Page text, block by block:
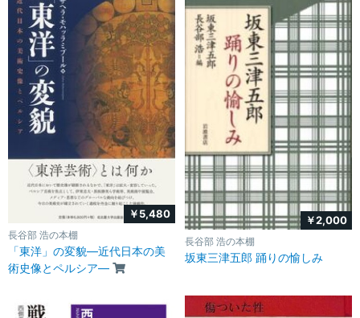
￥5,480
長谷部 浩の本棚
「東洋」の変貌―近代日本の美
術史像とペルシア―
￥2,000
長谷部 浩の本棚
坂東三津五郎 踊りの愉しみ